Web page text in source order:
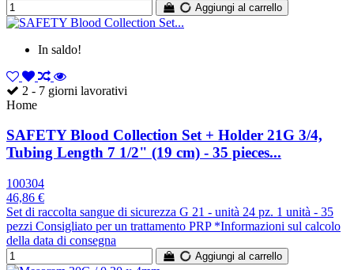
Aggiungi al carrello
In saldo!
2 - 7 giorni lavorativi
Home
SAFETY Blood Collection Set + Holder 21G 3/4,
Tubing Length 7 1/2" (19 cm) - 35 pieces...
100304
46,86 €
Set di raccolta sangue di sicurezza G 21 - unità 24 pz. 1 unità - 35
pezzi Consigliato per un trattamento PRP *Informazioni sul calcolo
della data di consegna
Aggiungi al carrello